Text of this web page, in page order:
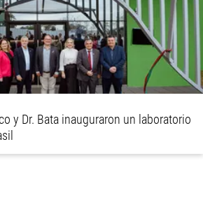
y Dr. Bata inauguraron un laboratorio